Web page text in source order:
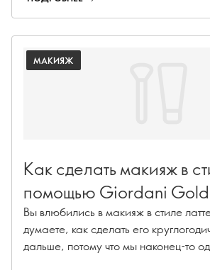
руководства.
МАКИЯЖ
Как сделать макияж в
помощью Giordani Gold
Вы влюбились в макияж в стиле
думаете, как сделать его
дальше, потому что мы наконец-то